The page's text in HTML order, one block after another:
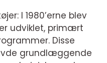
I 1980’erne blev
udviklet, primært
Disse
grundlæggende